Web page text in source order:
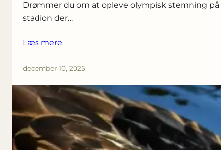
Drømmer du om at opleve olympisk stemning
stadion der…
Læs mere
december 10, 2025